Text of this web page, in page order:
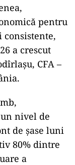
pentru
a crescut
CFA –
nivel de
de șase luni
80% dintre
a